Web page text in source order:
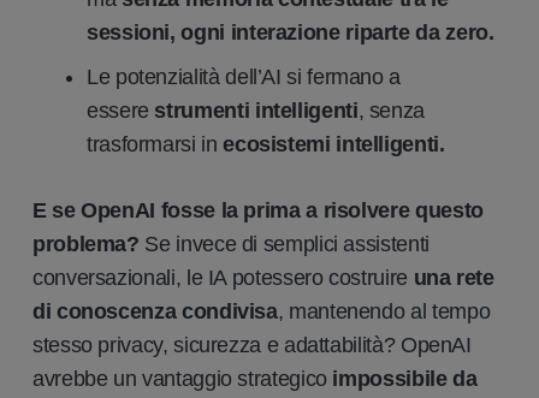
sessioni, ogni interazione riparte da zero.
Le potenzialità dell’AI si fermano a
essere strumenti intelligenti, senza
trasformarsi in ecosistemi intelligenti.
E se OpenAI fosse la prima a risolvere questo
problema? Se invece di semplici assistenti
conversazionali, le IA potessero costruire una rete
di conoscenza condivisa, mantenendo al tempo
stesso privacy, sicurezza e adattabilità? OpenAI
avrebbe un vantaggio strategico impossibile da